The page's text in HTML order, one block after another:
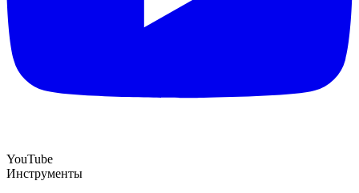
YouTube
Инструменты